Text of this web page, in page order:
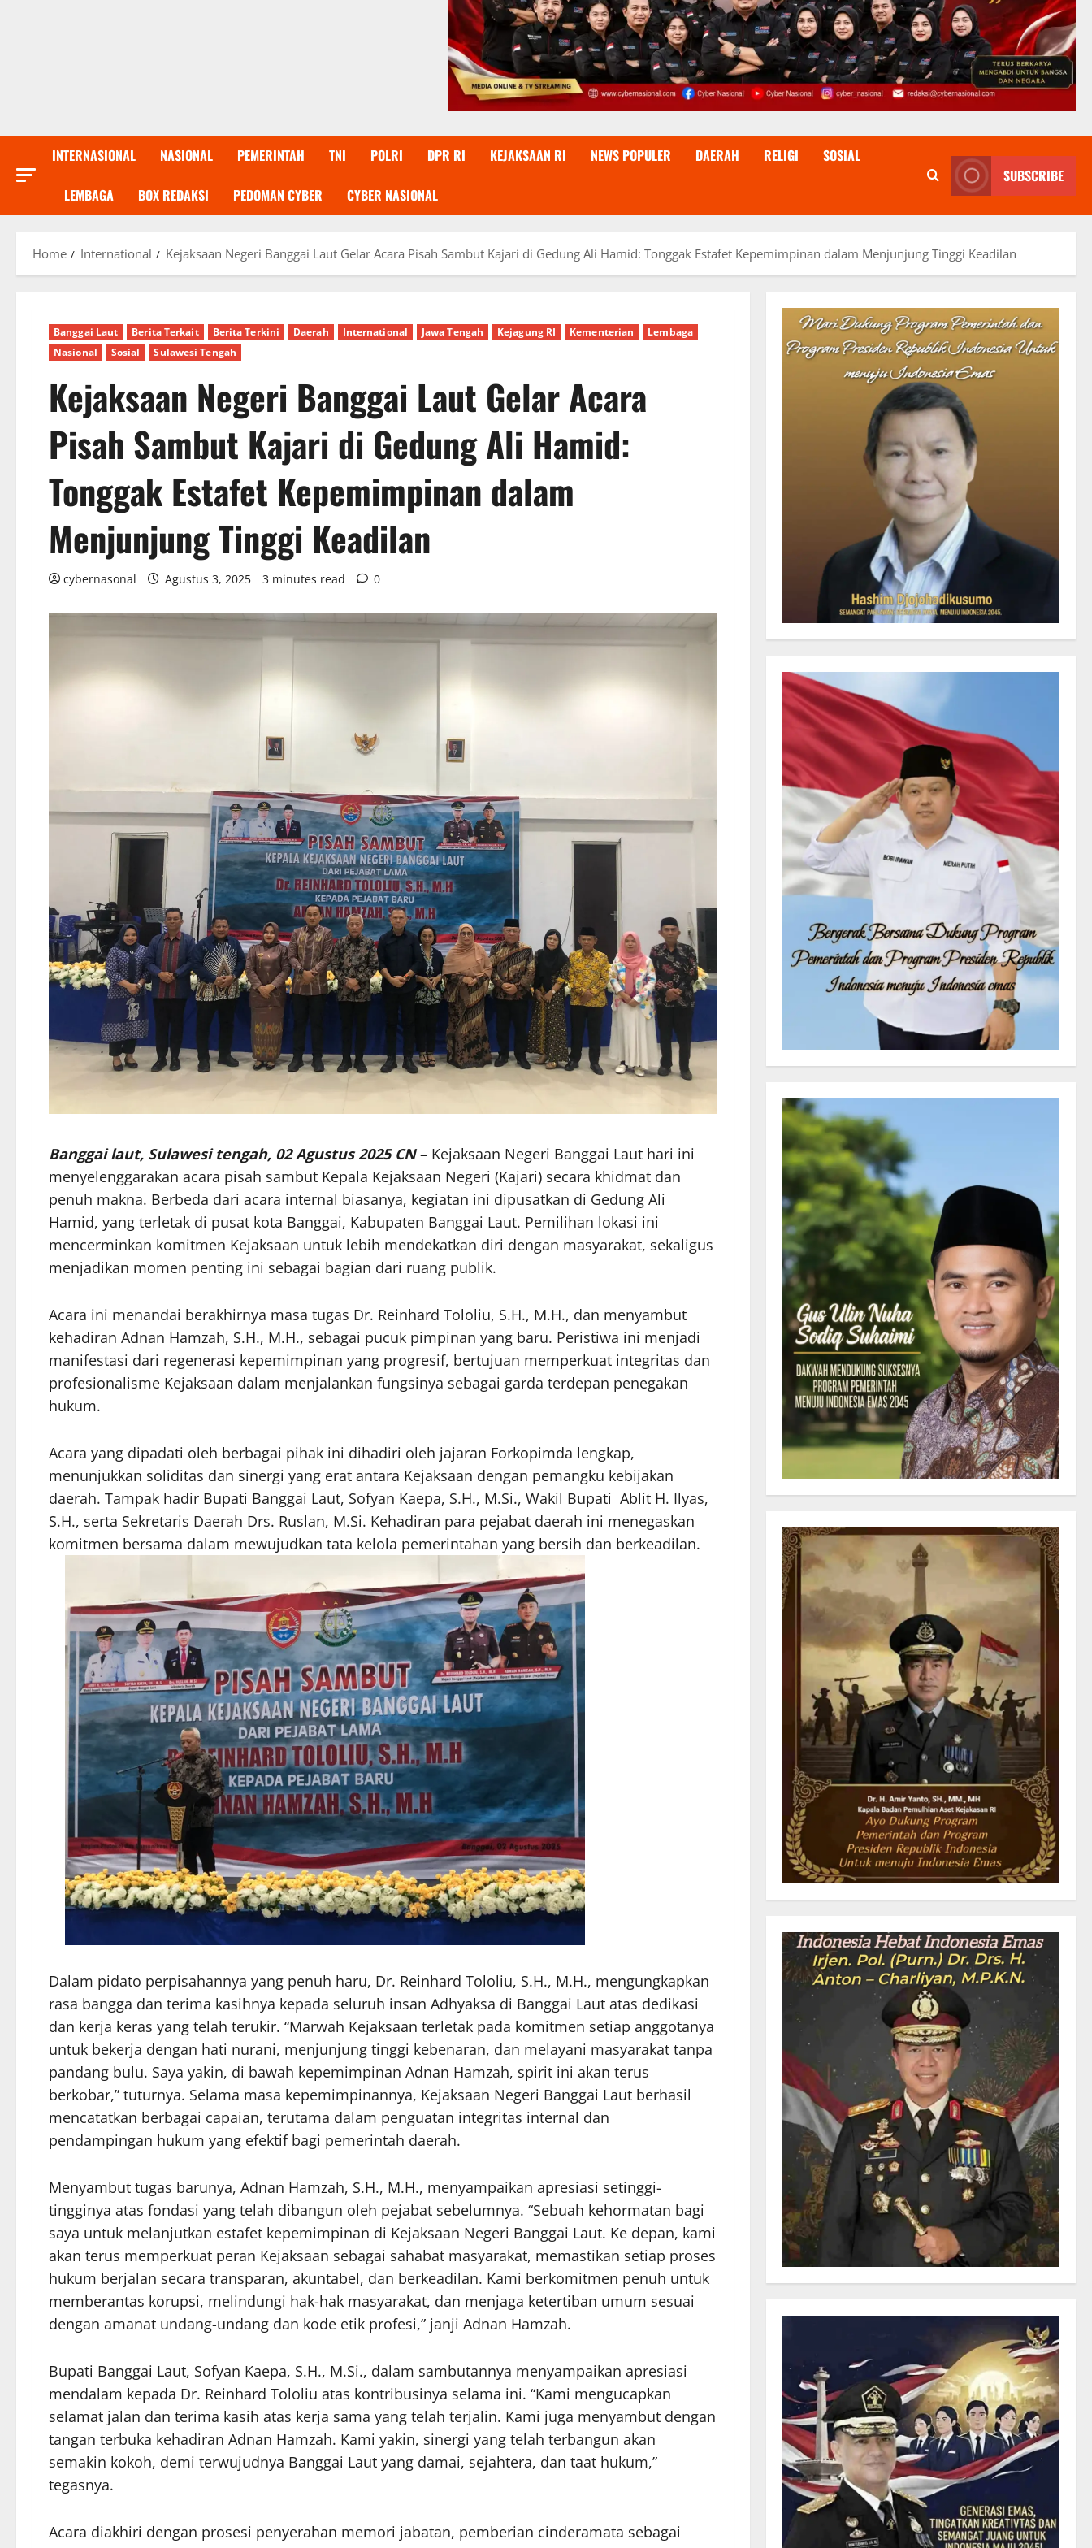
INTERNASIONAL NASIONAL PEMERINTAH TNI POLRI DPR RI KEJAKSAAN RI NEWS POPULER DAERAH RELIGI SOSIAL
LEMBAGA BOX REDAKSI PEDOMAN CYBER CYBER NASIONAL
SUBSCRIBE
Home International Kejaksaan Negeri Banggai Laut Gelar Acara Pisah Sambut Kajari di Gedung Ali Hamid: Tonggak Estafet Kepemimpinan dalam Menjunjung Tinggi Keadilan
Banggai Laut Berita Terkait Berita Terkini Daerah International Jawa Tengah Kejagung RI Kementerian
Lembaga
Nasional
Sosial Sulawesi Tengah
Kejaksaan Negeri Banggai Laut Gelar Acara
Pisah Sambut Kajari di Gedung Ali Hamid:
Tonggak Estafet Kepemimpinan dalam
Menjunjung Tinggi Keadilan
cybernasonal Agustus 3, 2025 3 minutes read 0
Banggai laut, Sulawesi tengah, 02 Agustus 2025 CN– Kejaksaan Negeri Banggai Laut hari ini
menyelenggarakan acara pisah sambut Kepala Kejaksaan Negeri (Kajari) secara khidmat dan
penuh makna. Berbeda dari acara internal biasanya, kegiatan ini dipusatkan di Gedung Ali
Hamid, yang terletak di pusat kota Banggai, Kabupaten Banggai Laut. Pemilihan lokasi ini
mencerminkan komitmen Kejaksaan untuk lebih mendekatkan diri dengan masyarakat, sekaligus
menjadikan momen penting ini sebagai bagian dari ruang publik.
Acara ini menandai berakhirnya masa tugas Dr. Reinhard Tololiu, S.H., M.H., dan menyambut
kehadiran Adnan Hamzah, S.H., M.H., sebagai pucuk pimpinan yang baru. Peristiwa ini menjadi
manifestasi dari regenerasi kepemimpinan yang progresif, bertujuan memperkuat integritas dan
profesionalisme Kejaksaan dalam menjalankan fungsinya sebagai garda terdepan penegakan
hukum.
Acara yang dipadati oleh berbagai pihak ini dihadiri oleh jajaran Forkopimda lengkap,
menunjukkan soliditas dan sinergi yang erat antara Kejaksaan dengan pemangku kebijakan
daerah. Tampak hadir Bupati Banggai Laut, Sofyan Kaepa, S.H., M.Si., Wakil Bupati Ablit H. Ilyas,
S.H., serta Sekretaris Daerah Drs. Ruslan, M.Si. Kehadiran para pejabat daerah ini menegaskan
komitmen bersama dalam mewujudkan tata kelola pemerintahan yang bersih dan berkeadilan.
Dalam pidato perpisahannya yang penuh haru, Dr. Reinhard Tololiu, S.H., M.H., mengungkapkan
rasa bangga dan terima kasihnya kepada seluruh insan Adhyaksa di Banggai Laut atas dedikasi
dan kerja keras yang telah terukir. “Marwah Kejaksaan terletak pada komitmen setiap anggotanya
untuk bekerja dengan hati nurani, menjunjung tinggi kebenaran, dan melayani masyarakat tanpa
pandang bulu. Saya yakin, di bawah kepemimpinan Adnan Hamzah, spirit ini akan terus
berkobar,” tuturnya. Selama masa kepemimpinannya, Kejaksaan Negeri Banggai Laut berhasil
mencatatkan berbagai capaian, terutama dalam penguatan integritas internal dan
pendampingan hukum yang efektif bagi pemerintah daerah.
Menyambut tugas barunya, Adnan Hamzah, S.H., M.H., menyampaikan apresiasi setinggi-
tingginya atas fondasi yang telah dibangun oleh pejabat sebelumnya. “Sebuah kehormatan bagi
saya untuk melanjutkan estafet kepemimpinan di Kejaksaan Negeri Banggai Laut. Ke depan, kami
akan terus memperkuat peran Kejaksaan sebagai sahabat masyarakat, memastikan setiap proses
hukum berjalan secara transparan, akuntabel, dan berkeadilan. Kami berkomitmen penuh untuk
memberantas korupsi, melindungi hak-hak masyarakat, dan menjaga ketertiban umum sesuai
dengan amanat undang-undang dan kode etik profesi,” janji Adnan Hamzah.
Bupati Banggai Laut, Sofyan Kaepa, S.H., M.Si., dalam sambutannya menyampaikan apresiasi
mendalam kepada Dr. Reinhard Tololiu atas kontribusinya selama ini. “Kami mengucapkan
selamat jalan dan terima kasih atas kerja sama yang telah terjalin. Kami juga menyambut dengan
tangan terbuka kehadiran Adnan Hamzah. Kami yakin, sinergi yang telah terbangun akan
semakin kokoh, demi terwujudnya Banggai Laut yang damai, sejahtera, dan taat hukum,”
tegasnya.
Acara diakhiri dengan prosesi penyerahan memori jabatan, pemberian cinderamata sebagai